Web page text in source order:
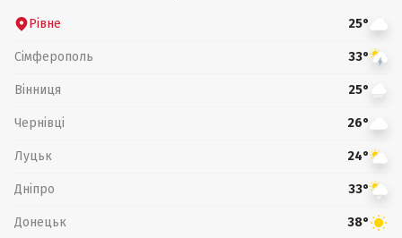
Рівне 25°
Сімферополь 33°
Вінниця 25°
Чернівці 26°
Луцьк 24°
Дніпро 33°
Донецьк 38°